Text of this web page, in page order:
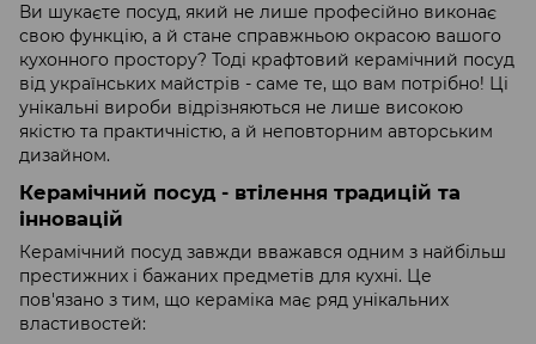
Ви шукаєте посуд, який не лише професійно виконає
свою функцію, а й стане справжньою окрасою вашого
кухонного простору? Тоді крафтовий керамічний посуд
від українських майстрів - саме те, що вам потрібно! Ці
унікальні вироби відрізняються не лише високою
якістю та практичністю, а й неповторним авторським
дизайном.
Керамічний посуд - втілення традицій та
інновацій
Керамічний посуд завжди вважався одним з найбільш
престижних і бажаних предметів для кухні. Це
пов'язано з тим, що кераміка має ряд унікальних
властивостей: